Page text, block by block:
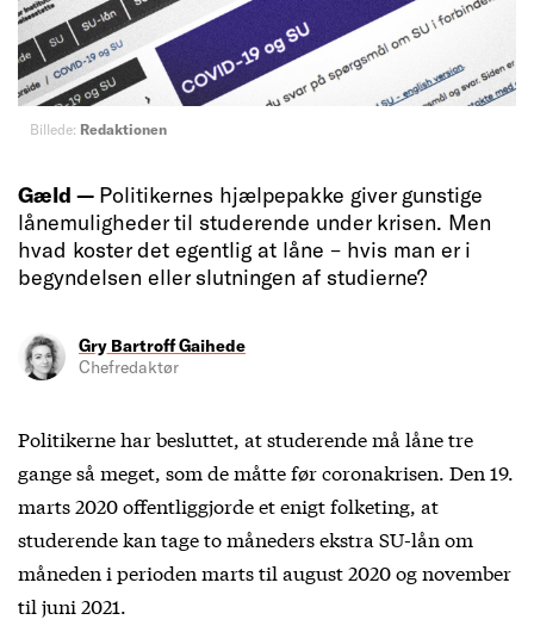
Billede: Redaktionen
Gæld — Politikernes hjælpepakke giver gunstige
lånemuligheder til studerende under krisen. Men
hvad koster det egentlig at låne – hvis man er i
begyndelsen eller slutningen af studierne?
Gry Bartroff Gaihede
Chefredaktør
Politikerne har besluttet, at studerende må låne tre
gange så meget, som de måtte før coronakrisen. Den 19.
marts 2020 offentliggjorde et enigt folketing, at
studerende kan tage to måneders ekstra SU-lån om
måneden i perioden marts til august 2020 og november
til juni 2021.